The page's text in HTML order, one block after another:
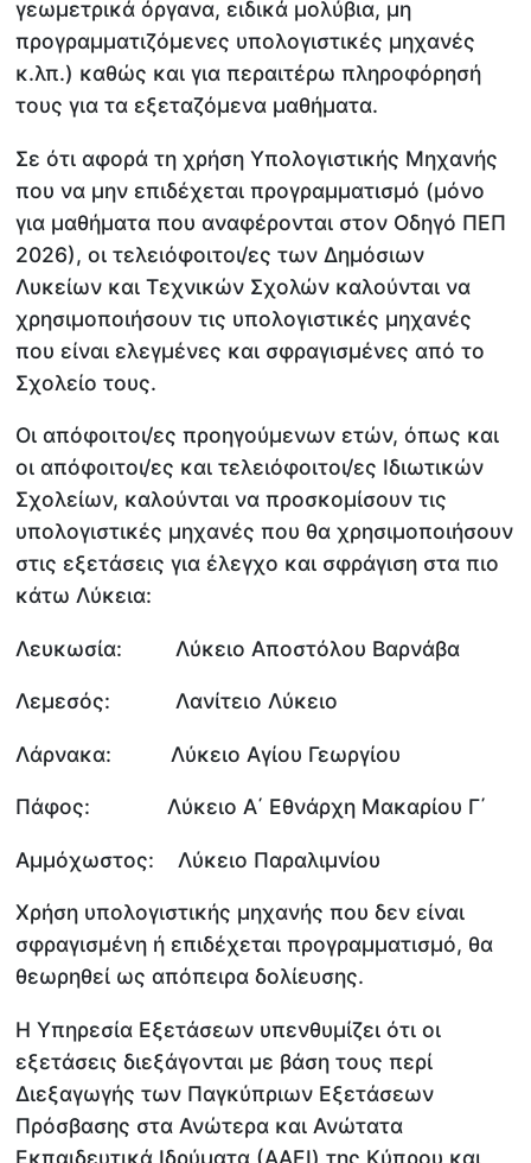
γεωμετρικά όργανα, ειδικά μολύβια, μη
προγραμματιζόμενες υπολογιστικές μηχανές
κ.λπ.) καθώς και για περαιτέρω πληροφόρησή
τους για τα εξεταζόμενα μαθήματα.
Σε ότι αφορά τη χρήση Υπολογιστικής Μηχανής
που να μην επιδέχεται προγραμματισμό (μόνο
για μαθήματα που αναφέρονται στον Οδηγό ΠΕΠ
2026), οι τελειόφοιτοι/ες των Δημόσιων
Λυκείων και Τεχνικών Σχολών καλούνται να
χρησιμοποιήσουν τις υπολογιστικές μηχανές
που είναι ελεγμένες και σφραγισμένες από το
Σχολείο τους.
Οι απόφοιτοι/ες προηγούμενων ετών, όπως και
οι απόφοιτοι/ες και τελειόφοιτοι/ες Ιδιωτικών
Σχολείων, καλούνται να προσκομίσουν τις
υπολογιστικές μηχανές που θα χρησιμοποιήσουν
στις εξετάσεις για έλεγχο και σφράγιση στα πιο
κάτω Λύκεια:
Λευκωσία: Λύκειο Αποστόλου Βαρνάβα
Λεμεσός: Λανίτειο Λύκειο
Λάρνακα: Λύκειο Αγίου Γεωργίου
Πάφος: Λύκειο Α΄ Εθνάρχη Μακαρίου Γ΄
Αμμόχωστος: Λύκειο Παραλιμνίου
Χρήση υπολογιστικής μηχανής που δεν είναι
σφραγισμένη ή επιδέχεται προγραμματισμό, θα
θεωρηθεί ως απόπειρα δολίευσης.
Η Υπηρεσία Εξετάσεων υπενθυμίζει ότι οι
εξετάσεις διεξάγονται με βάση τους περί
Διεξαγωγής των Παγκύπριων Εξετάσεων
Πρόσβασης στα Ανώτερα και Ανώτατα
Εκπαιδευτικά Ιδρύματα (ΑΑΕΙ) της Κύπρου και